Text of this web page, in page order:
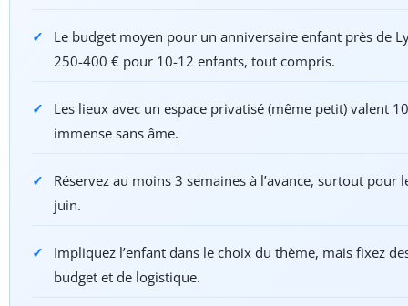
Le budget moyen pour un anniversaire enfant près de
250-400 € pour 10-12 enfants, tout compris.
Les lieux avec un espace privatisé (même petit) valent
immense sans âme.
Réservez au moins 3 semaines à l’avance, surtout pour
juin.
Impliquez l’enfant dans le choix du thème, mais fixez
budget et de logistique.